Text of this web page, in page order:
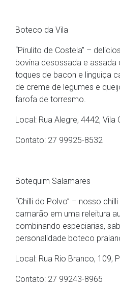
Boteco da Vila
“Pirulito de Costela” –
bovina desossada e
toques de bacon e linguiça
de creme de legumes e
farofa de torresmo.
Local: Rua Alegre, 4442, Vila
Contato: 27 99925-8532
Botequim Salamares
“Chilli do Polvo” – nosso
camarão em uma releitura
combinando especiarias,
personalidade boteco
Local: Rua Rio Branco, 109,
Contato: 27 99243-8965